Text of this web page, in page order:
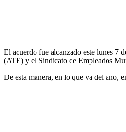
El acuerdo fue alcanzado este lunes 7
(ATE) y el Sindicato de Empleados
De esta manera, en lo que va del año,